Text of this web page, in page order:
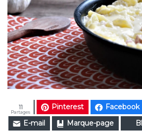
Pinterest Facebook
E-mail
Marque-page
Partages
11